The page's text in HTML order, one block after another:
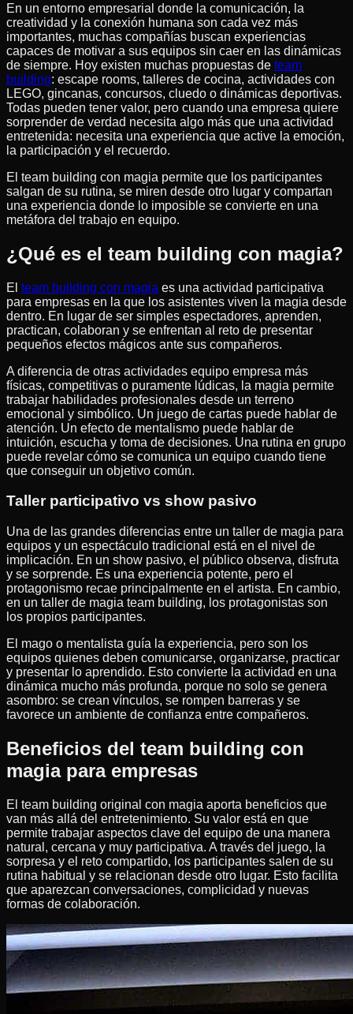
En un entorno empresarial donde la comunicación, la
creatividad y la conexión humana son cada vez más
importantes, muchas compañías buscan experiencias
capaces de motivar a sus equipos sin caer en las dinámicas
de siempre. Hoy existen muchas propuestas de team
building: escape rooms, talleres de cocina, actividades con
LEGO, gincanas, concursos, cluedo o dinámicas deportivas.
Todas pueden tener valor, pero cuando una empresa quiere
sorprender de verdad necesita algo más que una actividad
entretenida: necesita una experiencia que active la emoción,
la participación y el recuerdo.
El team building con magia permite que los participantes
salgan de su rutina, se miren desde otro lugar y compartan
una experiencia donde lo imposible se convierte en una
metáfora del trabajo en equipo.
¿Qué es el team building con magia?
El team building con magia es una actividad participativa
para empresas en la que los asistentes viven la magia desde
dentro. En lugar de ser simples espectadores, aprenden,
practican, colaboran y se enfrentan al reto de presentar
pequeños efectos mágicos ante sus compañeros.
A diferencia de otras actividades equipo empresa más
físicas, competitivas o puramente lúdicas, la magia permite
trabajar habilidades profesionales desde un terreno
emocional y simbólico. Un juego de cartas puede hablar de
atención. Un efecto de mentalismo puede hablar de
intuición, escucha y toma de decisiones. Una rutina en grupo
puede revelar cómo se comunica un equipo cuando tiene
que conseguir un objetivo común.
Taller participativo vs show pasivo
Una de las grandes diferencias entre un taller de magia para
equipos y un espectáculo tradicional está en el nivel de
implicación. En un show pasivo, el público observa, disfruta
y se sorprende. Es una experiencia potente, pero el
protagonismo recae principalmente en el artista. En cambio,
en un taller de magia team building, los protagonistas son
los propios participantes.
El mago o mentalista guía la experiencia, pero son los
equipos quienes deben comunicarse, organizarse, practicar
y presentar lo aprendido. Esto convierte la actividad en una
dinámica mucho más profunda, porque no solo se genera
asombro: se crean vínculos, se rompen barreras y se
favorece un ambiente de confianza entre compañeros.
Beneficios del team building con
magia para empresas
El team building original con magia aporta beneficios que
van más allá del entretenimiento. Su valor está en que
permite trabajar aspectos clave del equipo de una manera
natural, cercana y muy participativa. A través del juego, la
sorpresa y el reto compartido, los participantes salen de su
rutina habitual y se relacionan desde otro lugar. Esto facilita
que aparezcan conversaciones, complicidad y nuevas
formas de colaboración.